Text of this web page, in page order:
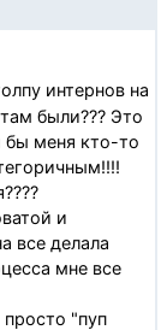
интернов на
были??? Это
бы меня кто-то
и
все делала
мне все
"пуп